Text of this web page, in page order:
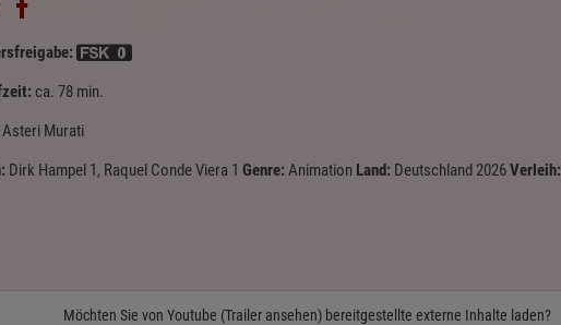
ca. 78 min.
Asteri Murati
Dirk Hampel 1, Raquel Conde Viera 1 Genre: Animation Land: Deutschland 2026Verleih:
Möchten Sie von Youtube (Trailer ansehen)bereitgestellte externe Inhalte laden?